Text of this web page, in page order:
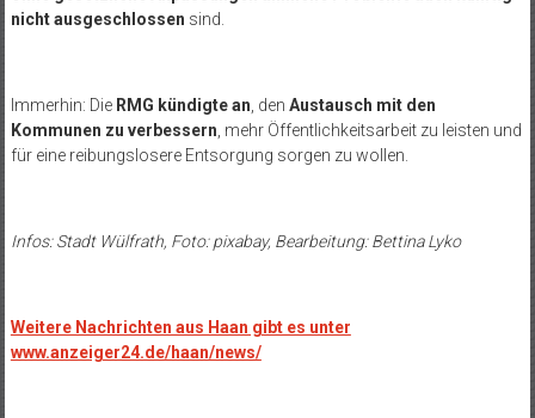
nicht ausgeschlossen sind.
Immerhin: Die RMG kündigte an, den Austausch mit den
Kommunen zu verbessern, mehr Öffentlichkeitsarbeit zu leisten und
für eine reibungslosere Entsorgung sorgen zu wollen.
Infos: Stadt Wülfrath, Foto: pixabay, Bearbeitung: Bettina Lyko
Weitere Nachrichten aus Haan gibt es unter
www.anzeiger24.de/haan/news/